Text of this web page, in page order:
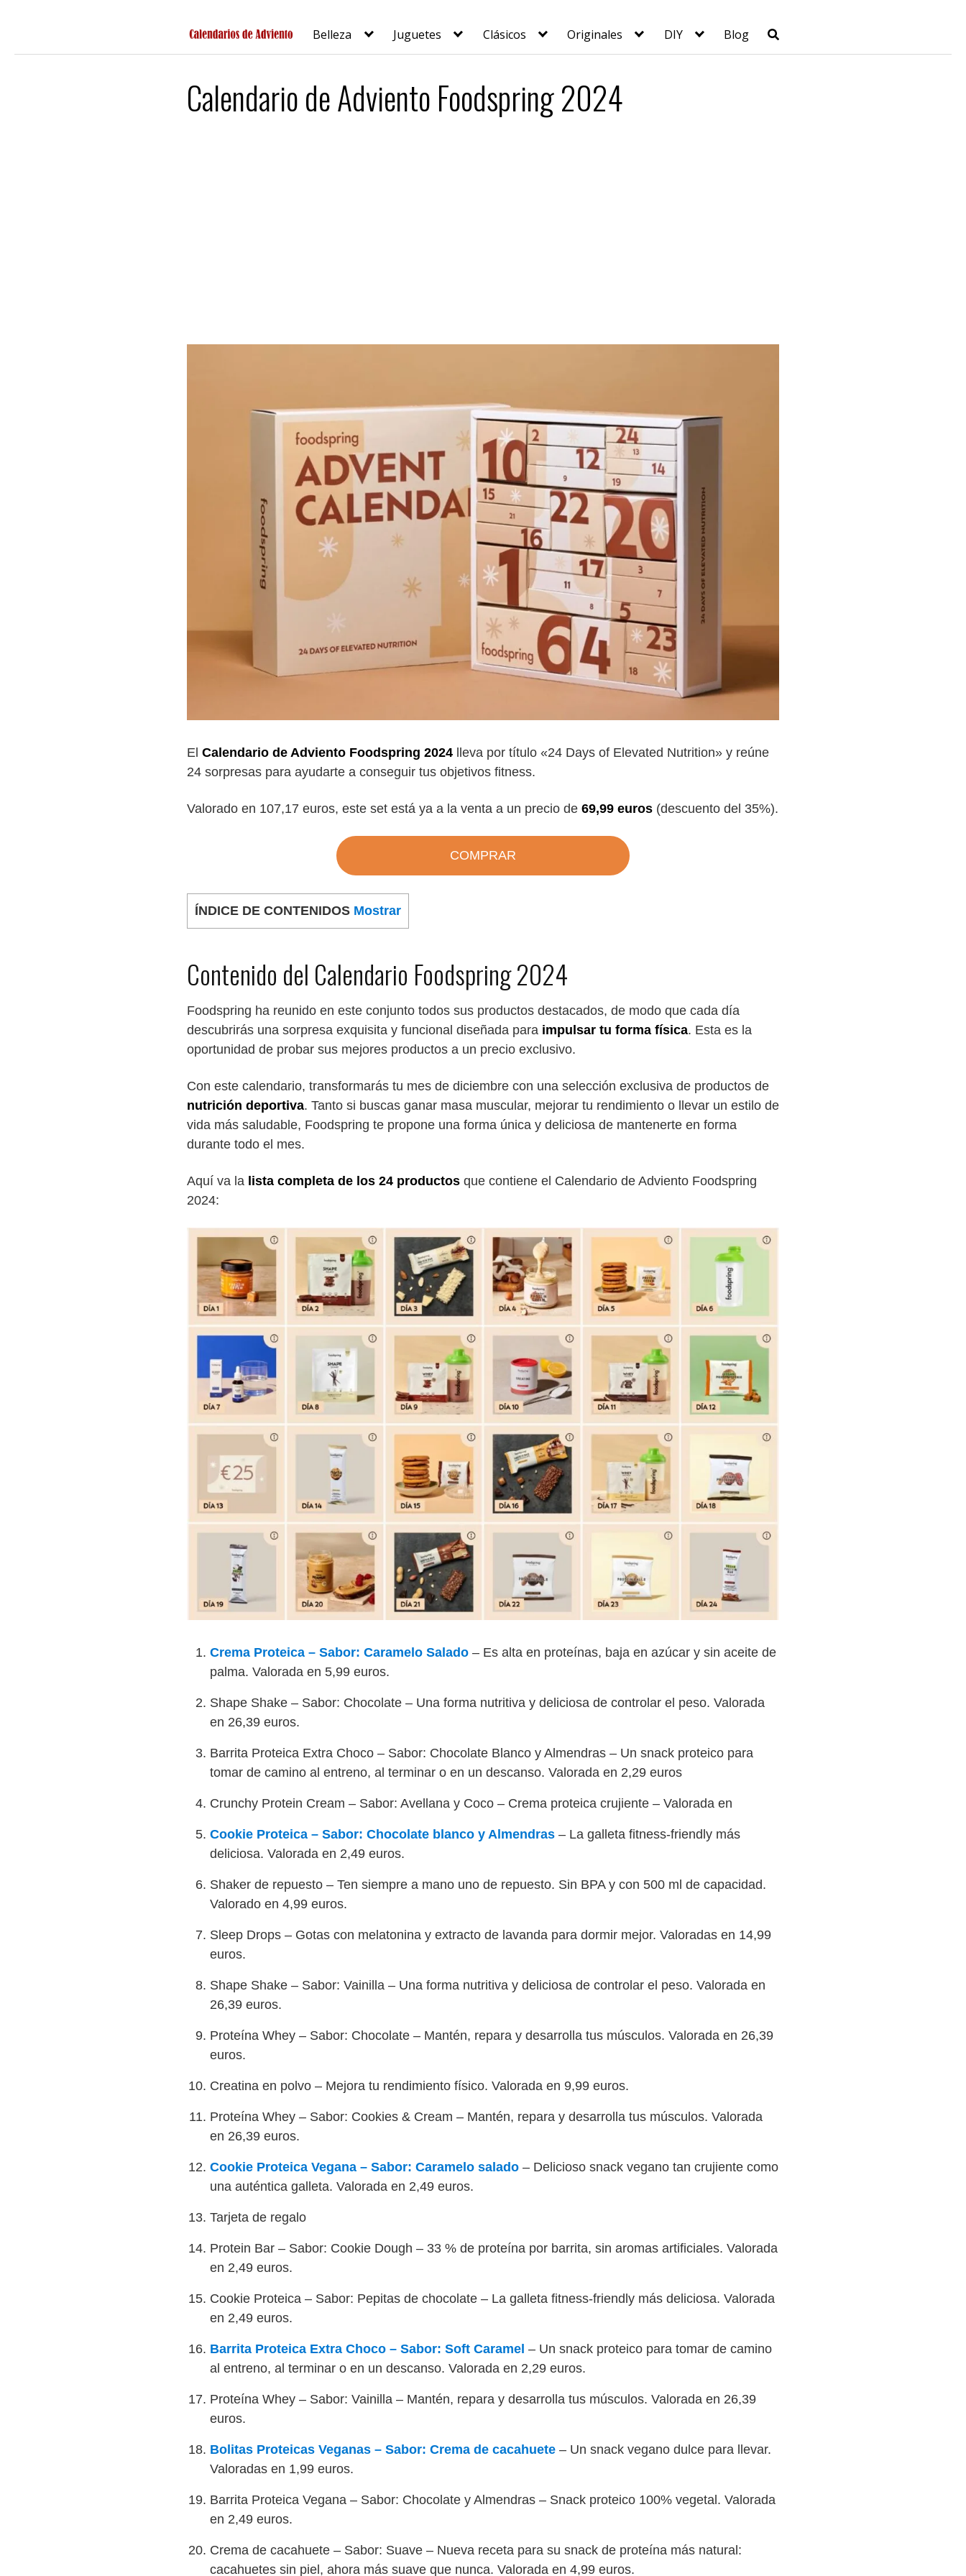
contenido
Belleza Juguetes Clásicos Originales DIY Blog
Calendario de Adviento Foodspring 2024
El Calendario de Adviento Foodspring 2024
lleva por título «24 Days of Elevated Nutrition» y reúne
24 sorpresas para ayudarte a conseguir tus objetivos fitness.
Valorado en 107,17 euros, este set está ya a la venta a un precio de 69,99 euros (descuento del 35%).
COMPRAR
ÍNDICE DE CONTENIDOS Mostrar
Contenido del Calendario Foodspring 2024
Foodspring ha reunido en este conjunto todos sus productos destacados, de modo que cada día
descubrirás una sorpresa exquisita y funcional diseñada para impulsar tu forma física. Esta es la
oportunidad de probar sus mejores productos a un precio exclusivo.
Con este calendario, transformarás tu mes de diciembre con una selección exclusiva de productos de
nutrición deportiva. Tanto si buscas ganar masa muscular, mejorar tu rendimiento o llevar un estilo de
vida más saludable, Foodspring te propone una forma única y deliciosa de mantenerte en forma
durante todo el mes.
Aquí va la lista completa de los 24 productos que contiene el Calendario de Adviento Foodspring
2024:
Crema Proteica – Sabor: Caramelo Salado – Es alta en proteínas, baja en azúcar y sin aceite de
palma. Valorada en 5,99 euros.
Shape Shake – Sabor: Chocolate – Una forma nutritiva y deliciosa de controlar el peso. Valorada
en 26,39 euros.
Barrita Proteica Extra Choco – Sabor: Chocolate Blanco y Almendras – Un snack proteico para
tomar de camino al entreno, al terminar o en un descanso. Valorada en 2,29 euros
Crunchy Protein Cream – Sabor: Avellana y Coco – Crema proteica crujiente – Valorada en
Cookie Proteica – Sabor: Chocolate blanco y Almendras – La galleta fitness-friendly más
deliciosa. Valorada en 2,49 euros.
Shaker de repuesto – Ten siempre a mano uno de repuesto. Sin BPA y con 500 ml de capacidad.
Valorado en 4,99 euros.
Sleep Drops – Gotas con melatonina y extracto de lavanda para dormir mejor. Valoradas en 14,99
euros.
Shape Shake – Sabor: Vainilla – Una forma nutritiva y deliciosa de controlar el peso. Valorada en
26,39 euros.
Proteína Whey – Sabor: Chocolate – Mantén, repara y desarrolla tus músculos. Valorada en 26,39
euros.
Creatina en polvo – Mejora tu rendimiento físico. Valorada en 9,99 euros.
Proteína Whey – Sabor: Cookies & Cream – Mantén, repara y desarrolla tus músculos. Valorada
en 26,39 euros.
Cookie Proteica Vegana – Sabor: Caramelo salado – Delicioso snack vegano tan crujiente como
una auténtica galleta. Valorada en 2,49 euros.
Tarjeta de regalo
Protein Bar – Sabor: Cookie Dough – 33 % de proteína por barrita, sin aromas artificiales. Valorada
en 2,49 euros.
Cookie Proteica – Sabor: Pepitas de chocolate – La galleta fitness-friendly más deliciosa. Valorada
en 2,49 euros.
Barrita Proteica Extra Choco – Sabor: Soft Caramel – Un snack proteico para tomar de camino
al entreno, al terminar o en un descanso. Valorada en 2,29 euros.
Proteína Whey – Sabor: Vainilla – Mantén, repara y desarrolla tus músculos. Valorada en 26,39
euros.
Bolitas Proteicas Veganas – Sabor: Crema de cacahuete – Un snack vegano dulce para llevar.
Valoradas en 1,99 euros.
Barrita Proteica Vegana – Sabor: Chocolate y Almendras – Snack proteico 100% vegetal. Valorada
en 2,49 euros.
Crema de cacahuete – Sabor: Suave – Nueva receta para su snack de proteína más natural:
cacahuetes sin piel, ahora más suave que nunca. Valorada en 4,99 euros.